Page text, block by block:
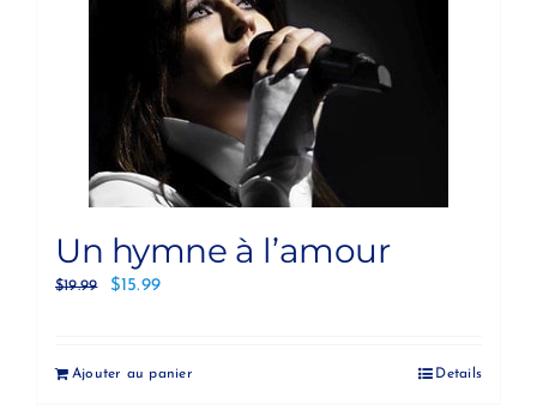
Un hymne à l’amour
$19.99 $15.99
Ajouter au panier Details